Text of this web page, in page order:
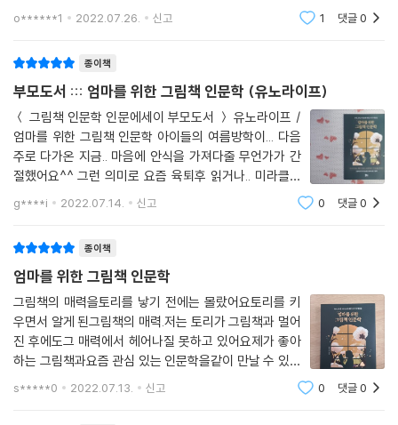
간, 기적과 같은 아이의 존재에 대한 물음으로 일상을 다시 마주하게 한다.
는 질문을 하게 한다. 살면서 느끼는 여러 감정, 해야 할 것들에 대해 그려
놓은 그림책은 현실에 처한 상황에 질문을 던지는 경우가 정말 많다. 우리
의 일상, 존재에 대한 사유의 방법이 여러 가지가 있지만, 그림책도 하나의
대안이 될 수 있다.
이에 저자는 우리 일상을 풍성하게 할 21권의 그림책을 선정했고, 그에 따
른 21개의 성장 키워드를 뽑았다. 탄생, 시간, 슬픔, 생명, 관계, 실수, 마음,
아이에게 가르쳐야 할 것들, 부모다움을 위해 생각해야 할 것들에 대한 주
제를 다뤘다.
일상은 편안하게 만드는
치유와 성장의 그림책 인문학
그림책은 주인공이 대부분 아이거나 동물이다. 힘없고 약한 존재들이 역경
을 극복해가는 이야기에서, 현실에서 좌절하는 부모라면 자신도 모르게 치
면 볼수록.. 이건 내 안의 내면아이.. 어린 자아에게 읽어주는 느낌이 들었
o******1 2022.07.26. 신고 1 댓글0
종이책
부모도서 ::: 엄마를 위한 그림책 인문학 (유노라이프)
＜ 그림책 인문학 인문에세이 부모도서 ＞ 유노라이프 /
엄마를 위한 그림책 인문학 아이들의 여름방학이... 다음
주로 다가온 지금.. 마음에 안식을 가져다줄 무언가가 간
절했어요^^ 그런 의미로 요즘 육퇴후 읽거나.. 미라클모
닝하면서 야금야금 섭취중인 부모도서 육아, 관계, 나다
움에 대한 21가지 깨달음 엄마를 위한 그림책 인문학 소개
g****i 2022.07.14. 신고 0 댓글0
종이책
엄마를 위한 그림책 인문학
그림책의 매력을토리를 낳기 전에는 몰랐어요토리를 키
우면서 알게 된그림책의 매력.저는 토리가 그림책과 멀어
진 후에도그 매력에서 헤어나질 못하고 있어요제가 좋아
하는 그림책과요즘 관심 있는 인문학을같이 만날 수 있었
던＜엄마를 위한 그림책 인문학＞은그림책이 아이만을
s*****0 2022.07.13. 신고 0 댓글0